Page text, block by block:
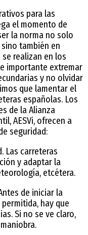
para las
el momento de
la norma no solo
también en
realizan en los
importante extremar
y no olvidar
que lamentar el
españolas. Los
de la Alianza
AESVi, ofrecen a
seguridad:
Las carreteras
y adaptar la
etcétera.
de iniciar la
hay que
Si no se ve claro,